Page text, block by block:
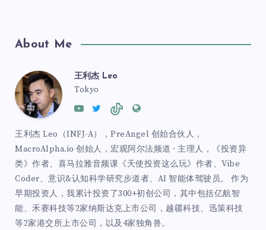
About Me
王利杰 Leo
Tokyo
王利杰 Leo（INFJ-A），PreAngel 创始合伙人，
MacroAlpha.io 创始人，宏观阿尔法频道 · 主理人，《投资异
类》作者、喜马拉雅音频课《天使投资这么玩》作者、Vibe
Coder、意识&认知科学研究步道者、AI 智能体驾驶员。 作为
早期投资人，我累计投资了300+初创公司，其中包括亿航智
能、禾赛科技等2家纳斯达克上市公司，越疆科技、迅策科技
等2家港交所上市公司，以及4家独角兽。